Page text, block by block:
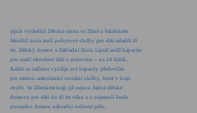
jejich výsledků Dětská centra ve Zlíně a Valašském
Meziříčí zcela zruší pobytové služby pro děti mladší tří
let. Dětský domov a Základní škola Liptál sníží kapacitu
pro starší ohrožené děti o polovinu – na 24 lůžek.
Každé ze zařízení využije své kapacity především
pro terénní ambulantní sociální služby, které v kraji
chybí. Ve Zlínském kraji již nejsou žádné dětské
domovy pro děti do tří let věku a o nejmenší bude
postaráno formou náhradní rodinné péče.